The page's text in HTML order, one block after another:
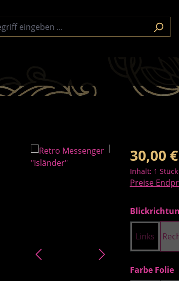
Regulärer
30,00 €
Inhalt: 1 Stück
Preise
Links
Farbe Folie